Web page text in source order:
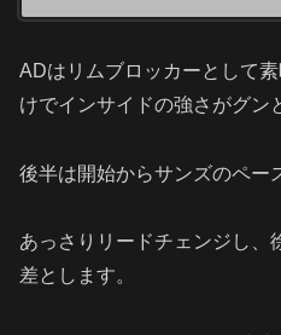
ADはリムブロッカーとして
けでインサイドの強さがグン
後半は開始からサンズのペー
あっさりリードチェンジし、
差とします。